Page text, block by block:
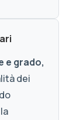
e grado,
dei